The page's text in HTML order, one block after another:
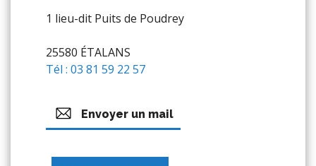
1 lieu-dit Puits de Poudrey
25580 ÉTALANS
Tél : 03 81 59 22 57
Envoyer un mail